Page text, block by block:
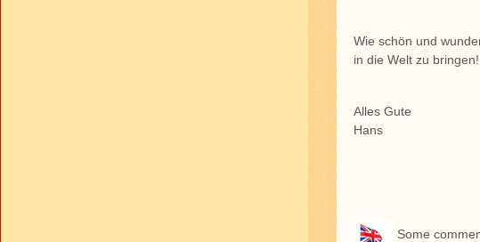
Wie schön und
in die Welt zu bringen!
Alles Gute
Hans
Some